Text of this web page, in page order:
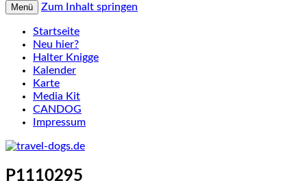
Menü Zum Inhalt springen
Startseite
Neu hier?
Halter Knigge
Kalender
Karte
Media Kit
CANDOG
Impressum
P1110295